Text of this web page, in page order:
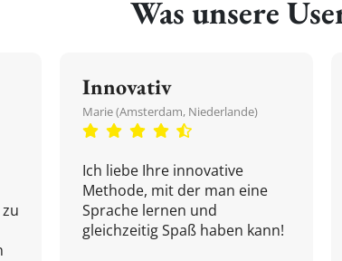
Was unsere
Innovativ
Marie (Amsterdam, Niederlande)
Ich liebe Ihre innovative
Methode, mit der man eine
Sprache lernen und
gleichzeitig Spaß haben kann!